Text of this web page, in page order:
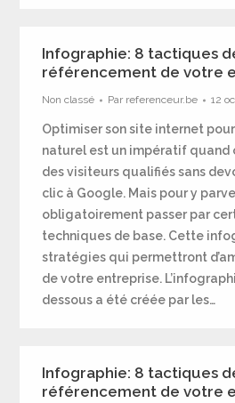
Infographie: 8 tactiques
référencement de votre
Non classé Par referenceur.be 12
Optimiser son site internet
naturel est un impératif quand
des visiteurs qualifiés sans
clic à Google. Mais pour y
obligatoirement passer par
techniques de base. Cette
stratégies qui permettront
de votre entreprise.
dessous a été créée par les…
Infographie: 8 tactiques
référencement de votre